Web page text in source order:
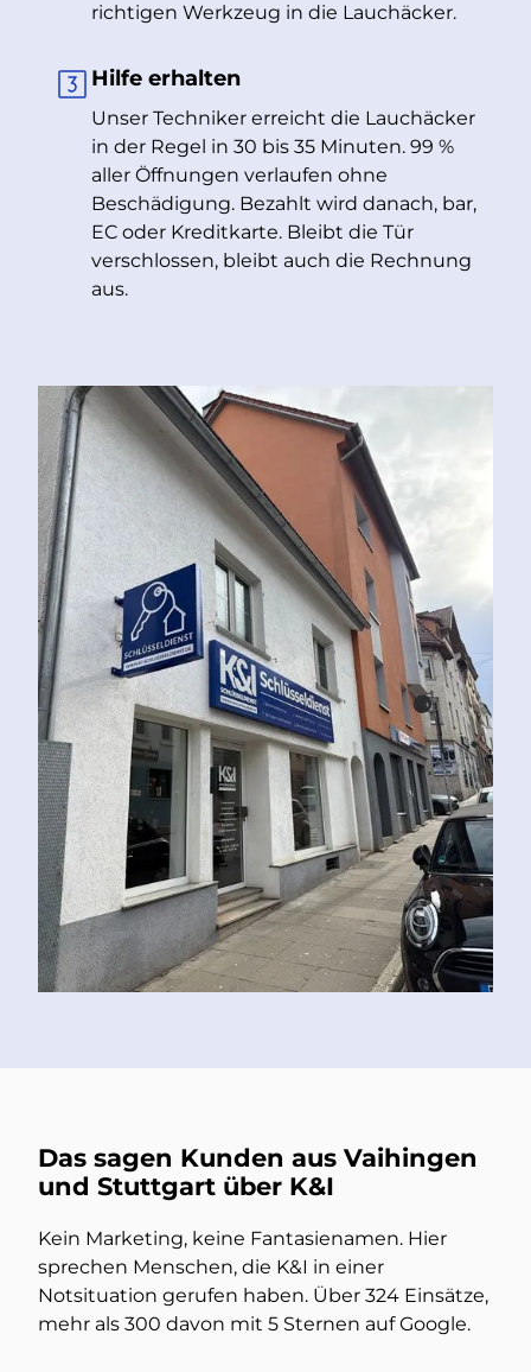
richtigen Werkzeug in die Lauchäcker.
Hilfe erhalten
Unser Techniker erreicht die Lauchäcker
in der Regel in 30 bis 35 Minuten. 99 %
aller Öffnungen verlaufen ohne
Beschädigung. Bezahlt wird danach, bar,
EC oder Kreditkarte. Bleibt die Tür
verschlossen, bleibt auch die Rechnung
aus.
Das sagen Kunden aus Vaihingen
und Stuttgart über K&I
Kein Marketing, keine Fantasienamen. Hier
sprechen Menschen, die K&I in einer
Notsituation gerufen haben. Über 324 Einsätze,
mehr als 300 davon mit 5 Sternen auf Google.